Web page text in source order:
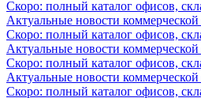
Скоро: полный каталог офисов,
Актуальные новости
Скоро: полный каталог офисов,
Актуальные новости
Скоро: полный каталог офисов,
Актуальные новости
Скоро: полный каталог офисов,